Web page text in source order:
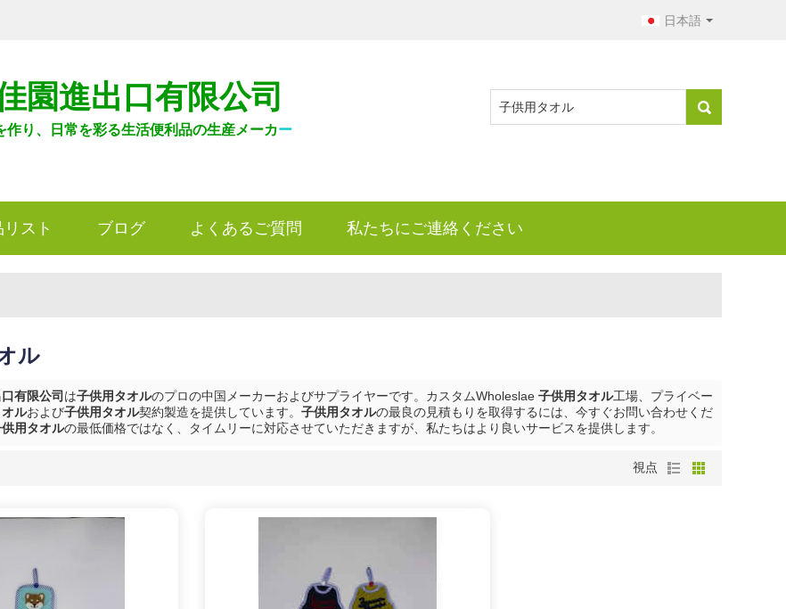
日本語
園進出口有限公司
作り、日常を彩る生活便利品の生産メーカー
スト ブログ よくあるご質問 私たちにご連絡ください
ル
有限公司 は子供用タオルのプロの中国メーカーおよびサプライヤーです。カスタムWholeslae 子供用タオル工場、プライベー
ルおよび子供用タオル契約製造を提供しています。 子供用タオルの最良の見積もりを取得するには、今すぐお問い合わせくだ
用タオルの最低価格ではなく、タイムリーに対応させていただきますが、私たちはより良いサービスを提供します。
視点